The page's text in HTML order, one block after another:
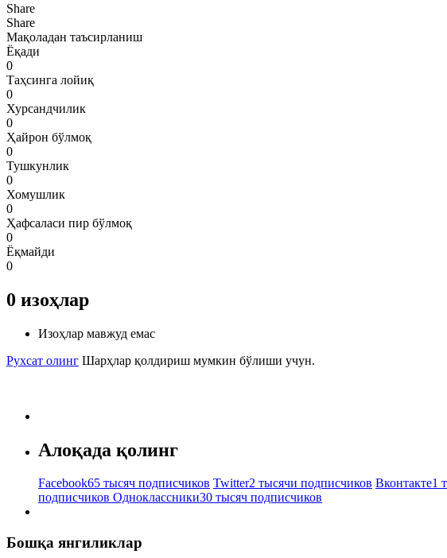
Share
Share
Мақоладан таъсирланиш
Ёқади
0
Таҳсинга лойиқ
0
Хурсандчилик
0
Ҳайрон бўлмоқ
0
Тушкунлик
0
Хомушлик
0
Ҳафсаласи пир бўлмоқ
0
Ёқмайди
0
0 изоҳлар
Изоҳлар мавжуд емас
Рухсат олинг Шарҳлар қолдириш мумкин бўлиши учун.
Алоқада қолинг
Facebook65 тысяч подписчиков Twitter2 тысячи подписчиков Вконтакте1
подписчиков Одноклассники30 тысяч подписчиков
Бошқа янгиликлар